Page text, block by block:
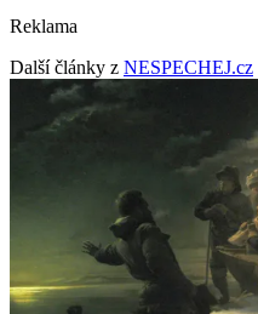
Reklama
Další články z NESPECHEJ.cz